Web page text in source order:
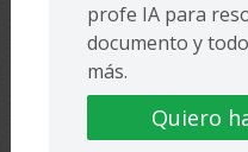
profe IA para
documento y
más.
Quiero